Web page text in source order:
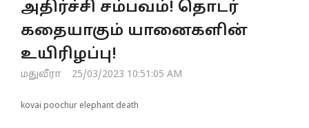
a
v
a
அதிர்ச்சி சம்பவம்! தொடர்
கதையாகும் யானைகளின்
உயிரிழப்பு!
மதுவீரா 25/03/2023 10:51:05 AM
kovai poochur elephant death